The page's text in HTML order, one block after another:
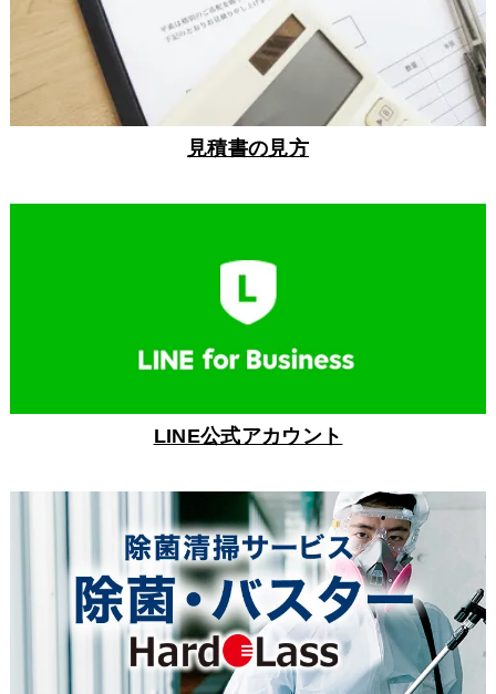
見積書の見方
LINE公式アカウント